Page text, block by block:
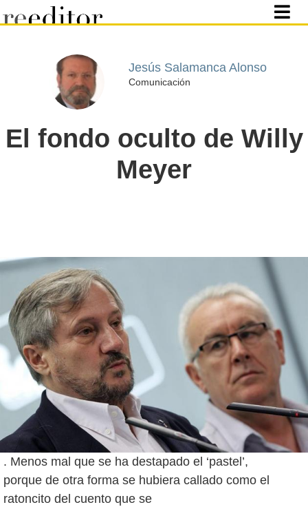
Jesús Salamanca Alonso
Comunicación
El fondo oculto de Willy
Meyer
. Menos mal que se ha destapado el ‘pastel’,
porque de otra forma se hubiera callado como el
ratoncito del cuento que se